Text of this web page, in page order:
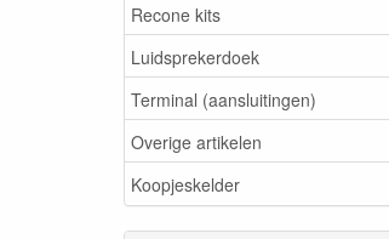
Recone kits
Luidsprekerdoek
Terminal (aansluitingen)
Overige artikelen
Koopjeskelder